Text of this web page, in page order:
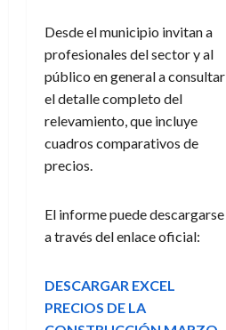
Desde el municipio invitan a
profesionales del sector y al
público en general a consultar
el detalle completo del
relevamiento, que incluye
cuadros comparativos de
precios.
El informe puede descargarse
a través del enlace oficial:
DESCARGAR EXCEL
PRECIOS DE LA